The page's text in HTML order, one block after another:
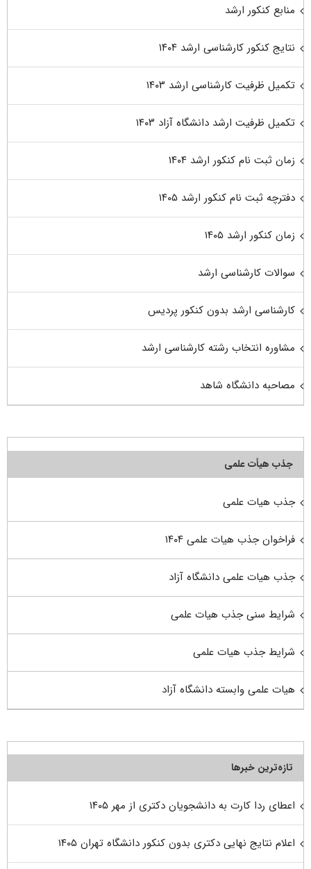
منابع کنکور ارشد
نتایج کنکور کارشناسی ارشد ۱۴۰۴
تکمیل ظرفیت کارشناسی ارشد ۱۴۰۳
تکمیل ظرفیت ارشد دانشگاه آزاد ۱۴۰۳
زمان ثبت نام کنکور ارشد ۱۴۰۴
دفترچه ثبت نام کنکور ارشد ۱۴۰۵
زمان کنکور ارشد ۱۴۰۵
سوالات کارشناسی ارشد
کارشناسی ارشد بدون کنکور پردیس
مشاوره انتخاب رشته کارشناسی ارشد
مصاحبه دانشگاه شاهد
جذب هیأت علمی
جذب هیات علمی
فراخوان جذب هیات علمی ۱۴۰۴
جذب هیات علمی دانشگاه آزاد
شرایط سنی جذب هیات علمی
شرایط جذب هیات علمی
هیات علمی وابسته دانشگاه آزاد
تازه‌ترین خبرها
اعطای ردا کارت به دانشجویان دکتری از مهر ۱۴۰۵
اعلام نتایج نهایی دکتری بدون کنکور دانشگاه تهران ۱۴۰۵